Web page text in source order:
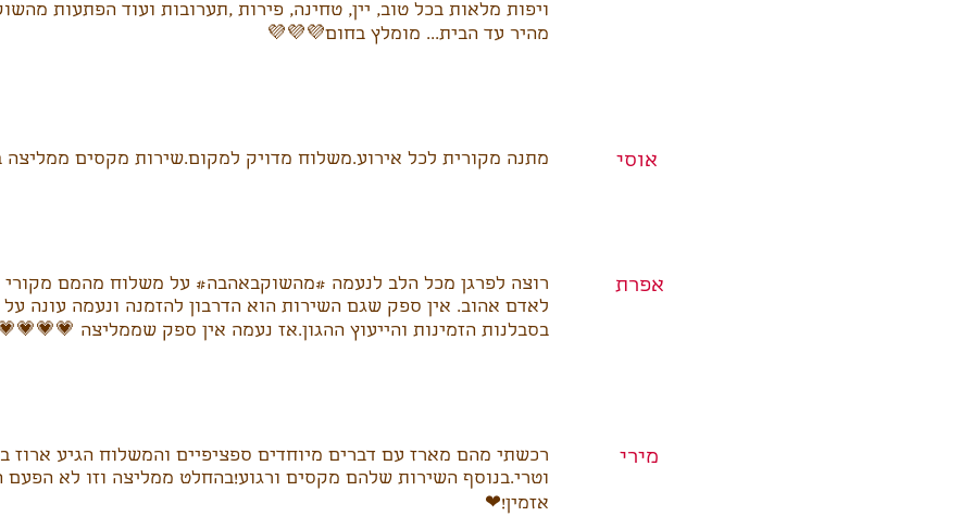
ויפות מלאות בכל טוב, יין, טחינה, פירות ,תערובות ועוד הפתעות
מהיר עד הבית... מומלץ בחום💜💜💜
מתנה מקורית לכל אירוע.משלוח מדויק למקום.שירות מקסים ממליצה
רוצה לפרגן מכל הלב לנעמה #מהשוקבאהבה# על משלוח מהמם
לאדם אהוב. אין ספק שגם השירות הוא הדרבון להזמנה ונעמה עונה
בסבלנות הזמינות והייעוץ ההגון.אז נעמה אין ספק שממליצה
אפרת
רכשתי מהם מארז עם דברים מיוחדים ספציפיים והמשלוח הגיע ארוז
וטרי.בנוסף השירות שלהם מקסים ורגוע!בהחלט ממליצה וזו לא הפעם
אזמין!❤
מירי